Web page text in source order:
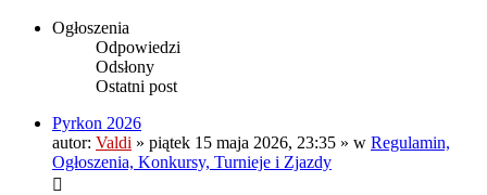
Ogłoszenia
Odpowiedzi
Odsłony
Ostatni post
Pyrkon 2026
autor: Valdi » piątek 15 maja 2026, 23:35 » w Regulamin,
Ogłoszenia, Konkursy, Turnieje i Zjazdy